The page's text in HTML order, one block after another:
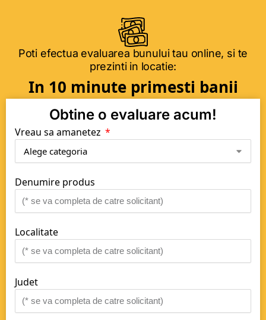
Poti efectua evaluarea bunului tau online, si te
prezinti in locatie:
In 10 minute primesti banii
Obtine o evaluare acum!
Vreau sa amanetez
Denumire produs
Localitate
Judet